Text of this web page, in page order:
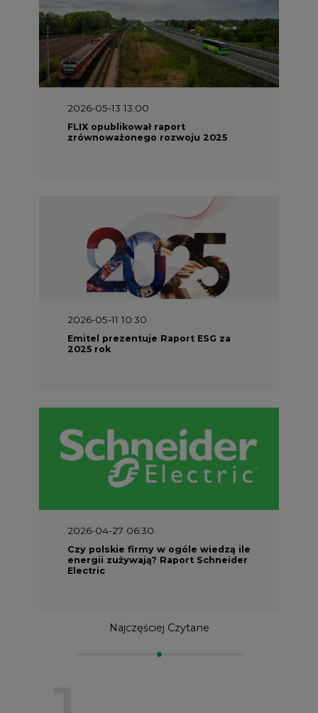
2026-05-13 13:00
FLIX opublikował raport
zrównoważonego rozwoju 2025
2026-05-11 10:30
Emitel prezentuje Raport ESG za
2025 rok
2026-04-27 06:30
Czy polskie firmy w ogóle wiedzą ile
energii zużywają? Raport Schneider
Electric
Najczęściej Czytane